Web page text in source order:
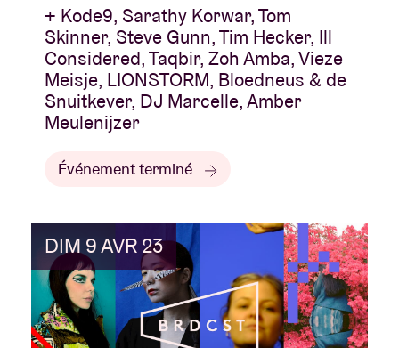
+ Kode9, Sarathy Korwar, Tom
Skinner, Steve Gunn, Tim Hecker, Ill
Considered, Taqbir, Zoh Amba, Vieze
Meisje, LIONSTORM, Bloedneus & de
Snuitkever, DJ Marcelle, Amber
Meulenijzer
Événement terminé
DIM 9 AVR 23